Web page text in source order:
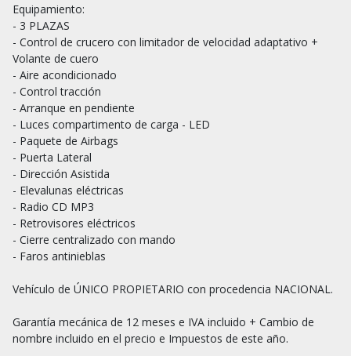
Equipamiento:
- 3 PLAZAS
- Control de crucero con limitador de velocidad adaptativo +
Volante de cuero
- Aire acondicionado
- Control tracción
- Arranque en pendiente
- Luces compartimento de carga - LED
- Paquete de Airbags
- Puerta Lateral
- Dirección Asistida
- Elevalunas eléctricas
- Radio CD MP3
- Retrovisores eléctricos
- Cierre centralizado con mando
- Faros antinieblas
Vehículo de ÚNICO PROPIETARIO con procedencia NACIONAL.
Garantía mecánica de 12 meses e IVA incluido + Cambio de
nombre incluido en el precio e Impuestos de este año.